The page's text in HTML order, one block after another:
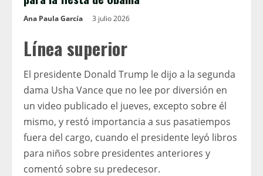
Ana Paula García 3 julio 2026
Línea superior
El presidente Donald Trump le dijo a la segunda
dama Usha Vance que no lee por diversión en
un video publicado el jueves, excepto sobre él
mismo, y restó importancia a sus pasatiempos
fuera del cargo, cuando el presidente leyó libros
para niños sobre presidentes anteriores y
comentó sobre su predecesor.